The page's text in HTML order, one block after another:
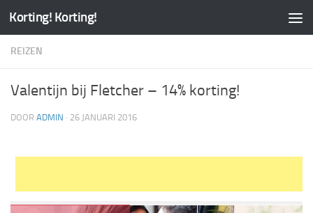
Korting! Korting!
REIZEN
Valentijn bij Fletcher – 14% korting!
DOOR ADMIN · 26 JANUARI 2016